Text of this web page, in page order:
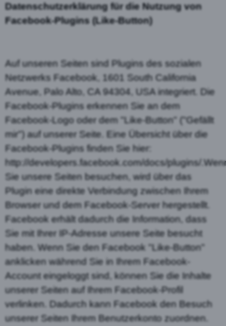
Datenschutzerklärung für die Nutzung von
Facebook-Plugins (Like-Button)
Auf unseren Seiten sind Plugins des sozialen
Netzwerks Facebook, 1601 South California
Avenue, Palo Alto, CA 94304, USA integriert. Die
Facebook-Plugins erkennen Sie an dem
Facebook-Logo oder dem "Like-Button" ("Gefällt
mir") auf unserer Seite. Eine Übersicht über die
Facebook-Plugins finden Sie hier:
http://developers.facebook.com/docs/plugins/
Sie unsere Seiten besuchen, wird über das
Plugin eine direkte Verbindung zwischen Ihrem
Browser und dem Facebook-Server hergestellt.
Facebook erhält dadurch die Information, dass
Sie mit Ihrer IP-Adresse unsere Seite besucht
haben. Wenn Sie den Facebook "Like-Button"
anklicken während Sie in Ihrem Facebook-
Account eingeloggt sind, können Sie die Inhalte
unserer Seiten auf Ihrem Facebook-Profil
verlinken. Dadurch kann Facebook den Besuch
unserer Seiten Ihrem Benutzerkonto zuordnen.